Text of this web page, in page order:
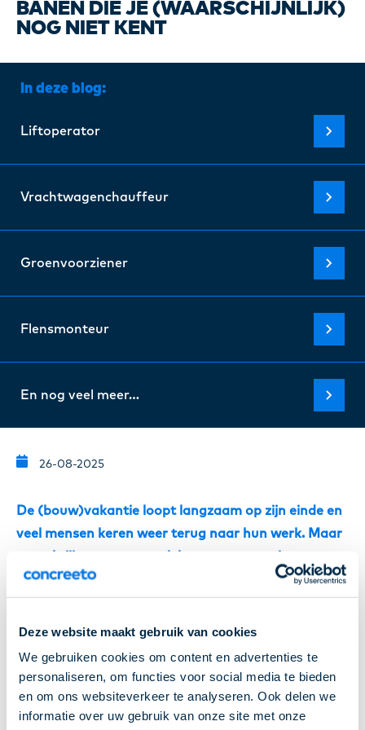
Deze website maakt gebruik van cookies
We gebruiken cookies om content en advertenties te
personaliseren, om functies voor social media te bieden
en om ons websiteverkeer te analyseren. Ook delen we
informatie over uw gebruik van onze site met onze
Over
Blogs
FAQ
BANEN DIE JE (WAARSCHIJNLIJK)
NOG NIET KENT
In deze blog:
Liftoperator
Vrachtwagenchauffeur
Groenvoorziener
Flensmonteur
En nog veel meer…
26-08-2025
De (bouw)vakantie loopt langzaam op zijn einde en
veel mensen keren weer terug naar hun werk. Maar
uitdaging? Er zijn een hoop banen waar je
waarschijnlijk nog niet van hebt gehoord, maar die
zomaar jouw volgende stap kunnen zijn. We zetten
Liftoperator